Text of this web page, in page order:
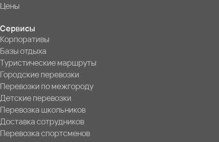
Цены
Сервисы
Корпоративы
Базы отдыха
Туристические маршруты
Городские перевозки
Перевозки по межгороду
Детские перевозки
Перевозка школьников
Доставка сотрудников
Перевозка спортсменов